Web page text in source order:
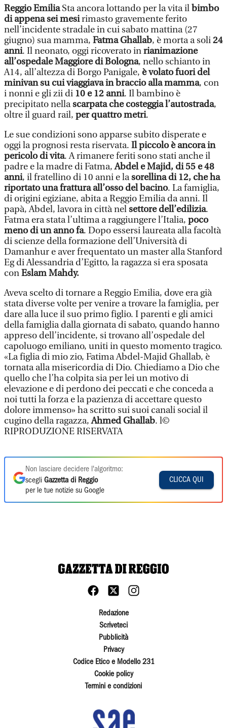
Reggio EmiliaSta ancora lottando per la vita il bimbo
di appena sei mesirimasto gravemente ferito
nell’incidente stradale in cui sabato mattina (27
giugno) sua mamma, Fatma Ghallab, è morta a soli24
anni. Il neonato, oggi ricoverato inrianimazione
all’ospedale Maggiore di Bologna, nello schianto in
A14, all’altezza di Borgo Panigale, è volato fuori del
minivan su cui viaggiava in braccio alla mamma, con
i nonni e gli zii di 10 e 12 anni. Il bambino è
precipitato nellascarpata che costeggia l’autostrada,
oltre il guard rail, per quattro metri.
Le sue condizioni sono apparse subito disperate e
oggi la prognosi resta riservata. Il piccolo è ancora in
pericolo di vita. A rimanere feriti sono stati anche il
padre e la madre di Fatma,Abdel e Majid, di 55 e 48
anni, il fratellino di 10 anni e lasorellina di 12, che ha
riportato una frattura all’osso del bacino. La famiglia,
di origini egiziane, abita a Reggio Emilia da anni. Il
papà, Abdel, lavora in città nelsettore dell’edilizia.
Fatma era stata l’ultima a raggiungere l’Italia, poco
meno di un anno fa. Dopo essersi laureata alla facoltà
di scienze della formazione dell’Università di
Damanhur e aver frequentato un master alla Stanford
Eg di Alessandria d’Egitto, la ragazza si era sposata
conEslam Mahdy.
Aveva scelto di tornare a Reggio Emilia, dove era già
stata diverse volte per venire a trovare la famiglia, per
dare alla luce il suo primo figlio. I parenti e gli amici
della famiglia dalla giornata di sabato, quando hanno
appreso dell’incidente, si trovano all’ospedale del
capoluogo emiliano, uniti in questo momento tragico.
«La figlia di mio zio, Fatima Abdel-Majid Ghallab, è
tornata alla misericordia di Dio. Chiediamo a Dio che
quello che l’ha colpita sia per lei un motivo di
elevazione e di perdono dei peccati e che conceda a
noi tutti la forza e la pazienza di accettare questo
dolore immenso» ha scritto sui suoi canali social il
cugino della ragazza,Ahmed Ghallab. l©
RIPRODUZIONE RISERVATA
Non lasciare decidere l'algoritmo:
scegli Gazzetta di Reggio
per le tue notizie su Google
CLICCA QUI
Redazione
Scriveteci
Pubblicità
Privacy
Codice Etico e Modello 231
Cookie policy
Termini e condizioni